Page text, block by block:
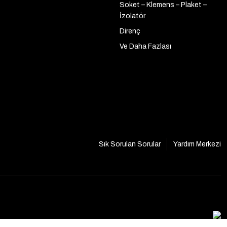
Soket – Klemens – Plaket –
İzolatör
Direnç
Ve Daha Fazlası
Sık Sorulan Sorular
Yardım Merkezi